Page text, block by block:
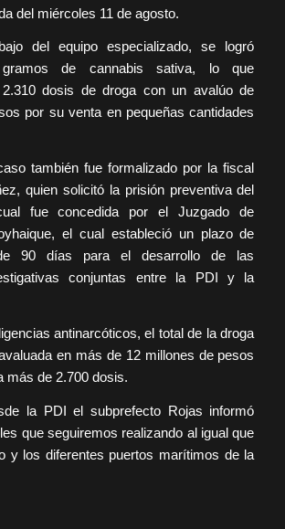
del miércoles 11 de agosto.
del equipo especializado, se logró
de cannabis sativa, lo que
dosis de droga con un avalúo de
por su venta en pequeñas cantidades
también fue formalizado por la fiscal
quien solicitó la prisión preventiva del
fue concedida por el Juzgado de
el cual estableció un plazo de
90 días para el desarrollo de las
conjuntas entre la PDI y la
antinarcóticos, el total de la droga
en más de 12 millones de pesos
más de 2.700 dosis.
la PDI el subprefecto Rojas informó
que seguiremos realizando al igual que
y los diferentes puertos marítimos de la